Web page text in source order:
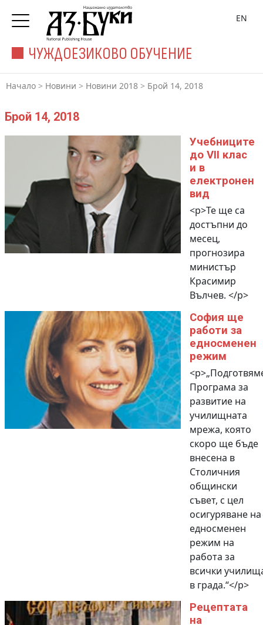
ЧУЖДОЕЗИКОВО ОБУЧЕНИЕ
EN
Начало > Новини > Новини 2018 > Брой 14, 2018
Брой 14, 2018
Учебниците
до VII клас
и в
електронен
вид
<p>Те ще са
достъпни до
месец,
прогнозира
министър
Красимир
Вълчев. </p>
София ще
работи за
едносменен
режим
Програма за
развитие на
училищната
мрежа, която
скоро ще бъде
внесена в
Столичния
общински
съвет, с цел
осигуряване на
едносменен
режим на
работа за
всички
в града.“</p>
Рецептата
на